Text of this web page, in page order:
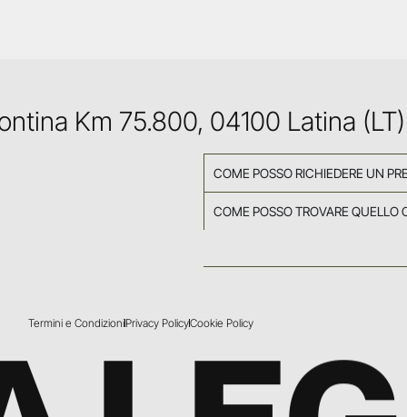
Km 75.800, 04100 Latina (LT)
COME POSSO RICHIEDERE UN
COME POSSO TROVARE QUELLO
Termini e CondizioniPrivacy PolicyCookie Policy